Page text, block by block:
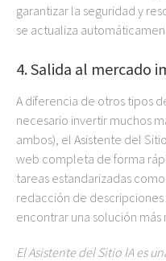
garantizar la seguridad y
se actualiza
4. Salida al mercado
A diferencia de otros tipos
necesario invertir muchos
ambos), el Asistente del
web completa de forma
tareas estandarizadas
redacción de
encontrar una solución más
El Asistente del Sitio IA es